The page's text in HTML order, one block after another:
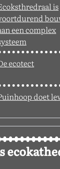
is
een complex
ecotect
doet